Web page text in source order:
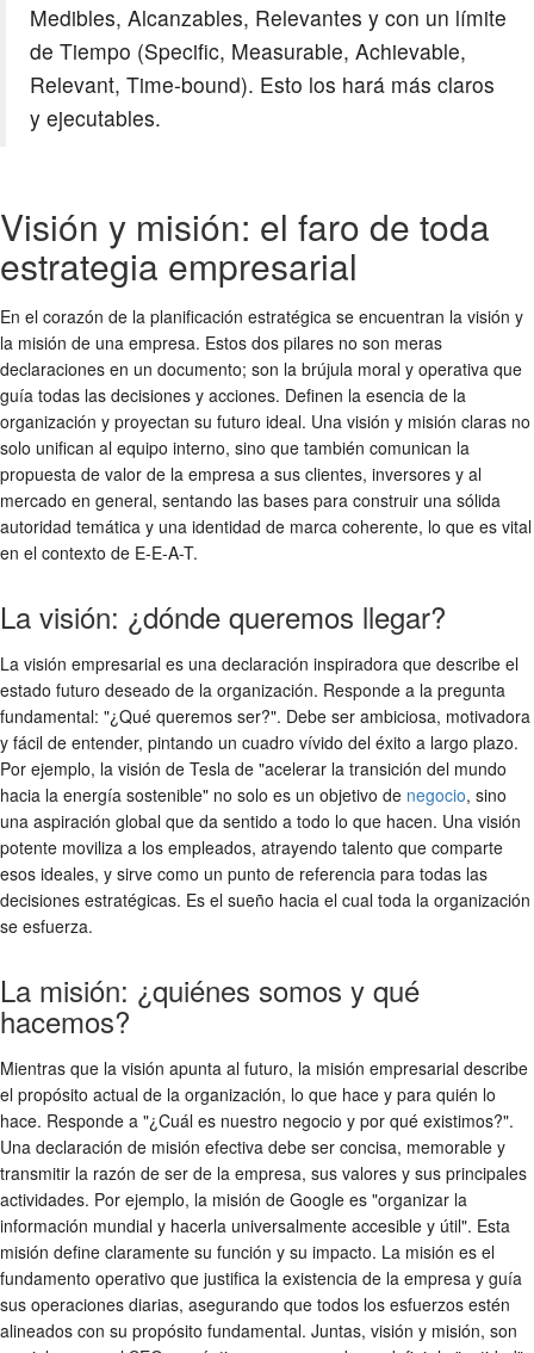
Medibles, Alcanzables, Relevantes y con un límite
de Tiempo (Specific, Measurable, Achievable,
Relevant, Time-bound). Esto los hará más claros
y ejecutables.
Visión y misión: el faro de toda
estrategia empresarial
En el corazón de la planificación estratégica se encuentran la visión y
la misión de una empresa. Estos dos pilares no son meras
declaraciones en un documento; son la brújula moral y operativa que
guía todas las decisiones y acciones. Definen la esencia de la
organización y proyectan su futuro ideal. Una visión y misión claras no
solo unifican al equipo interno, sino que también comunican la
propuesta de valor de la empresa a sus clientes, inversores y al
mercado en general, sentando las bases para construir una sólida
autoridad temática y una identidad de marca coherente, lo que es vital
en el contexto de E-E-A-T.
La visión: ¿dónde queremos llegar?
La visión empresarial es una declaración inspiradora que describe el
estado futuro deseado de la organización. Responde a la pregunta
fundamental: "¿Qué queremos ser?". Debe ser ambiciosa, motivadora
y fácil de entender, pintando un cuadro vívido del éxito a largo plazo.
Por ejemplo, la visión de Tesla de "acelerar la transición del mundo
hacia la energía sostenible" no solo es un objetivo de negocio, sino
una aspiración global que da sentido a todo lo que hacen. Una visión
potente moviliza a los empleados, atrayendo talento que comparte
esos ideales, y sirve como un punto de referencia para todas las
decisiones estratégicas. Es el sueño hacia el cual toda la organización
se esfuerza.
La misión: ¿quiénes somos y qué
hacemos?
Mientras que la visión apunta al futuro, la misión empresarial describe
el propósito actual de la organización, lo que hace y para quién lo
hace. Responde a "¿Cuál es nuestro negocio y por qué existimos?".
Una declaración de misión efectiva debe ser concisa, memorable y
transmitir la razón de ser de la empresa, sus valores y sus principales
actividades. Por ejemplo, la misión de Google es "organizar la
información mundial y hacerla universalmente accesible y útil". Esta
misión define claramente su función y su impacto. La misión es el
fundamento operativo que justifica la existencia de la empresa y guía
sus operaciones diarias, asegurando que todos los esfuerzos estén
alineados con su propósito fundamental. Juntas, visión y misión, son